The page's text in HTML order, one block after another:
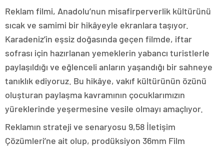
Reklam filmi, Anadolu’nun misafirperverlik kültürünü
sıcak ve samimi bir hikâyeyle ekranlara taşıyor.
Karadeniz’in eşsiz doğasında geçen filmde, iftar
sofrası için hazırlanan yemeklerin yabancı turistlerle
paylaşıldığı ve eğlenceli anların yaşandığı bir sahneye
tanıklık ediyoruz. Bu hikâye, vakıf kültürünün özünü
oluşturan paylaşma kavramının çocuklarımızın
yüreklerinde yeşermesine vesile olmayı amaçlıyor.
Reklamın strateji ve senaryosu 9,58 İletişim
Çözümleri’ne ait olup, prodüksiyon 36mm Film